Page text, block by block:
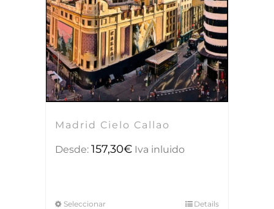
Madrid Cielo Callao
Desde: 157,30€ Iva inluido
Seleccionar
Details